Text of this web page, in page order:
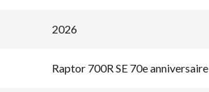
2026
Raptor 700R SE 70e anniversaire